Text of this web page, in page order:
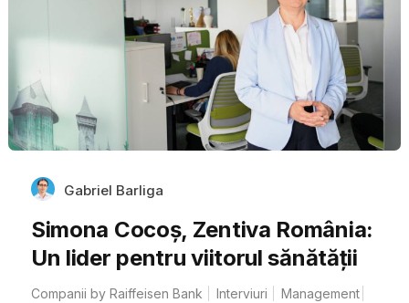
Gabriel Barliga
Simona Cocoș, Zentiva România:
Un lider pentru viitorul sănătății
Companii by Raiffeisen Bank Interviuri
Management